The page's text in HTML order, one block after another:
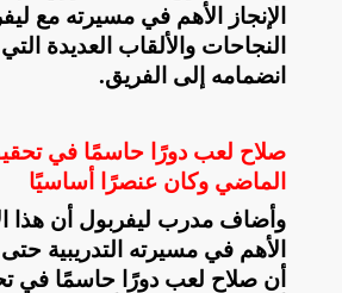
الإنجاز الأهم في مسيرته مع
النجاحات والألقاب العديدة
انضمامه إلى الفريق.
صلاح لعب دورًا حاسمًا في تحقيق
الماضي وكان عنصرًا أساسيًا
وأضاف مدرب ليفربول أن هذا
الأهم في مسيرته التدريبية
أن صلاح لعب دورًا حاسمًا في